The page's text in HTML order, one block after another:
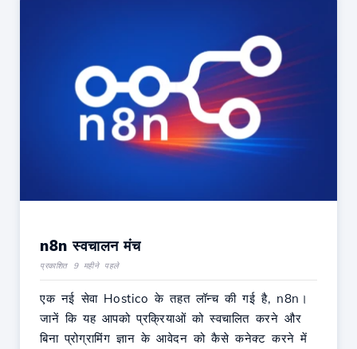
n8n स्वचालन मंच
प्रकाशित 9 महीने पहले
एक नई सेवा Hostico के तहत लॉन्च की गई है, n8n।
जानें कि यह आपको प्रक्रियाओं को स्वचालित करने और
बिना प्रोग्रामिंग ज्ञान के आवेदन को कैसे कनेक्ट करने में